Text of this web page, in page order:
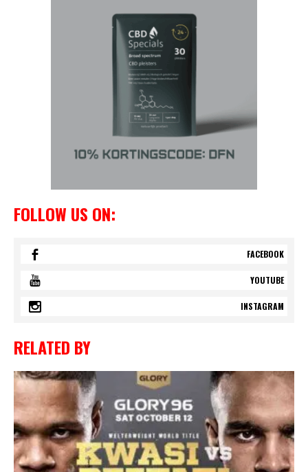
FOLLOW US ON:
FACEBOOK
YOUTUBE
INSTAGRAM
RELATED BY